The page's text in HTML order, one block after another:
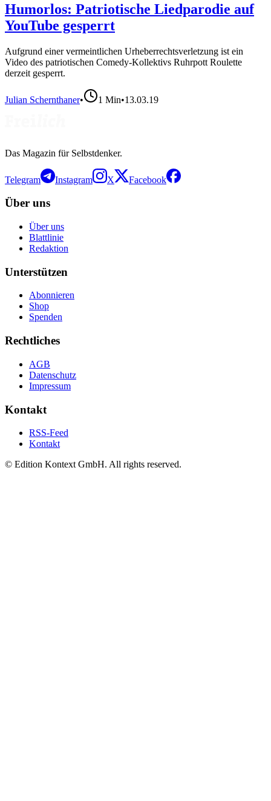
Humorlos: Patriotische Liedparodie auf
YouTube gesperrt
Aufgrund einer vermeintlichen Urheberrechtsverletzung ist ein
Video des patriotischen Comedy-Kollektivs Ruhrpott Roulette
derzeit gesperrt.
Julian Schernthaner• 1 Min•13.03.19
Das Magazin für Selbstdenker.
Telegram Instagram X Facebook
Über uns
Über uns
Blattlinie
Redaktion
Unterstützen
Abonnieren
Shop
Spenden
Rechtliches
AGB
Datenschutz
Impressum
Kontakt
RSS-Feed
Kontakt
© Edition Kontext GmbH. All rights reserved.